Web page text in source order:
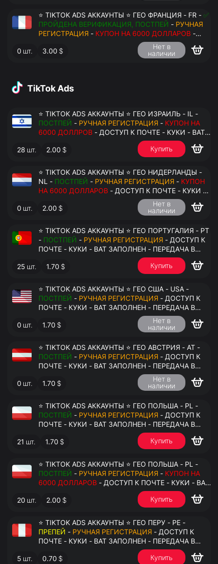
⭐ TIKTOK ADS АККАУНТЫ ⭐ ГЕО ФРАНЦИЯ - FR - ✅
ПРОЙДЕНА ВЕРИФИКАЦИЯ, ПОСТПЕЙ - РУЧНАЯ
РЕГИСТРАЦИЯ - КУПОН НА 6000 ДОЛЛАРОВ -
ДОСТУП К ПОЧТЕ - КУКИ - ВАТ ЗАПОЛНЕН -
ПЕРЕДАЧА В АНТИДЕТЕКТ
0 шт. 3.00 $
Нет в
наличии
TikTok Ads
⭐ TIKTOK ADS АККАУНТЫ ⭐ ГЕО ИЗРАИЛЬ - IL -
ПОСТПЕЙ - РУЧНАЯ РЕГИСТРАЦИЯ - КУПОН НА
6000 ДОЛЛРОВ
ЗАПОЛНЕН - ПЕРЕДАЧА В АНТИДЕТЕКТ
28 шт. 2.00 $ Купить
⭐ TIKTOK ADS АККАУНТЫ ⭐ ГЕО НИДЕРЛАНДЫ -
NL - ПОСТПЕЙ - РУЧНАЯ РЕГИСТРАЦИЯ - КУПОН
НА 6000 ДОЛЛАРОВ - ДОСТУП К ПОЧТЕ - КУКИ -
ВАТ ЗАПОЛНЕН - ПЕРЕДАЧА В АНТИДЕТЕКТ
0 шт. 2.00 $
Нет в
наличии
⭐ TIKTOK ADS АККАУНТЫ ⭐ ГЕО ПОРТУГАЛИЯ - PT
- ПОСТПЕЙ - РУЧНАЯ РЕГИСТРАЦИЯ
ПОЧТЕ - КУКИ - ВАТ ЗАПОЛНЕН - ПЕРЕДАЧА В
25 шт. 1.70 $ Купить
⭐ TIKTOK ADS АККАУНТЫ ⭐ ГЕО США - USA -
ПОСТПЕЙ - РУЧНАЯ РЕГИСТРАЦИЯ - ДОСТУП К
ПОЧТЕ - КУКИ - ВАТ ЗАПОЛНЕН - ПЕРЕДАЧА В
0 шт. 1.70 $
Нет в
наличии
⭐ TIKTOK ADS АККАУНТЫ ⭐ ГЕО АВСТРИЯ - AT -
ПОСТПЕЙ - РУЧНАЯ РЕГИСТРАЦИЯ - ДОСТУП К
ПОЧТЕ - КУКИ - ВАТ ЗАПОЛНЕН - ПЕРЕДАЧА В
0 шт. 1.70 $
Нет в
наличии
⭐ TIKTOK ADS АККАУНТЫ ⭐ ГЕО ПОЛЬША - PL -
ПОСТПЕЙ - РУЧНАЯ РЕГИСТРАЦИЯ - ДОСТУП К
ПОЧТЕ - КУКИ - ВАТ ЗАПОЛНЕН - ПЕРЕДАЧА В
21 шт. 1.70 $ Купить
⭐ TIKTOK ADS АККАУНТЫ ⭐ ГЕО ПОЛЬША - PL -
ПОСТПЕЙ - РУЧНАЯ РЕГИСТРАЦИЯ - КУПОН НА
6000 ДОЛЛАРОВ - ДОСТУП К ПОЧТЕ - КУКИ - ВАТ
ЗАПОЛНЕН - ПЕРЕДАЧА В АНТИДЕТЕКТ
20 шт. 2.00 $ Купить
⭐ TIKTOK ADS АККАУНТЫ ⭐ ГЕО ПЕРУ - PE -
ПРЕПЕЙ - РУЧНАЯ РЕГИСТРАЦИЯ - ДОСТУП К
ПОЧТЕ - КУКИ - ВАТ ЗАПОЛНЕН - ПЕРЕДАЧА В
5 шт. 0.70 $ Купить